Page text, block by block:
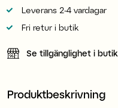
Leverans 2-4 vardagar
Fri retur i butik
Se tillgänglighet i butik
Produktbeskrivning